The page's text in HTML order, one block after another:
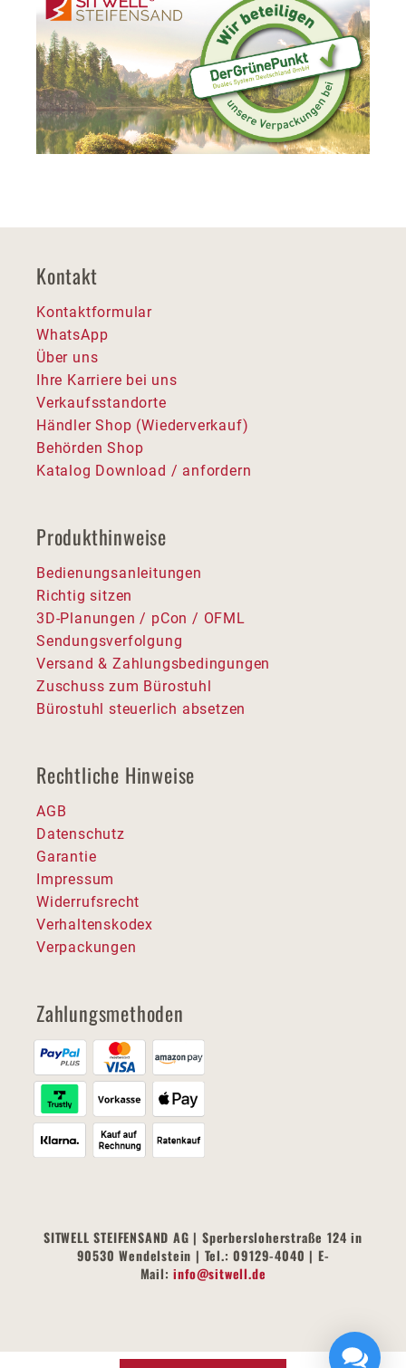
Kontakt
Kontaktformular
WhatsApp
Über uns
Ihre Karriere bei uns
Verkaufsstandorte
Händler Shop (Wiederverkauf)
Behörden Shop
Katalog Download / anfordern
Produkthinweise
Bedienungsanleitungen
Richtig sitzen
3D-Planungen / pCon / OFML
Sendungsverfolgung
Versand & Zahlungsbedingungen
Zuschuss zum Bürostuhl
Bürostuhl steuerlich absetzen
Rechtliche Hinweise
AGB
Datenschutz
Garantie
Impressum
Widerrufsrecht
Verhaltenskodex
Verpackungen
Zahlungsmethoden
SITWELL STEIFENSAND AG | Sperbersloherstraße 124 in
90530 Wendelstein | Tel.: 09129-4040 | E-
Mail:info@sitwell.de